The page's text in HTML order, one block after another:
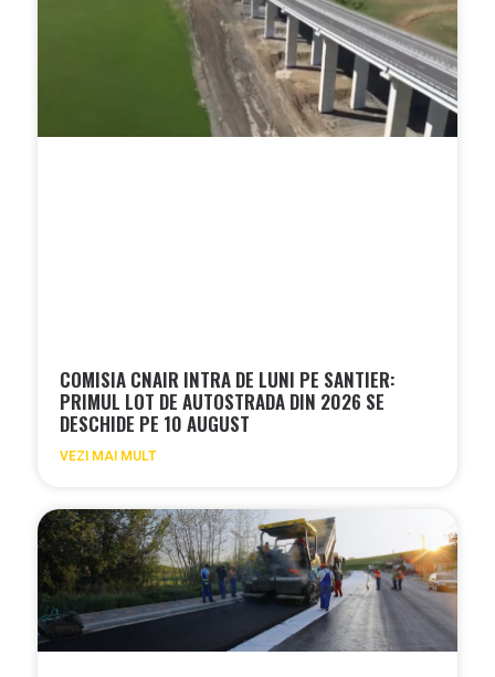
COMISIA CNAIR INTRA DE LUNI PE SANTIER:
PRIMUL LOT DE AUTOSTRADA DIN 2026 SE
DESCHIDE PE 10 AUGUST
VEZI MAI MULT